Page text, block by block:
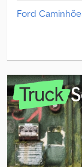
Ford
Freightliner
Hmf Caminhões
Iveco
Liaz Caminhões
Mercedes-
Mercedes-